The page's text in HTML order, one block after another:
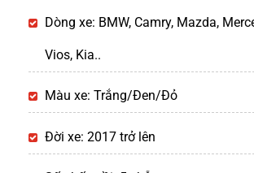
Dòng xe: BMW, Camry, Mazda,
Vios, Kia..
Màu xe: Trắng/Đen/Đỏ
Đời xe: 2017 trở lên